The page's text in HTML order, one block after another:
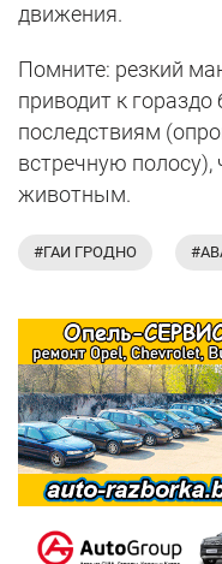
движения.
Помните: резкий
приводит к
последствиям
встречную полосу),
животным.
#ГАИ ГРОДНО